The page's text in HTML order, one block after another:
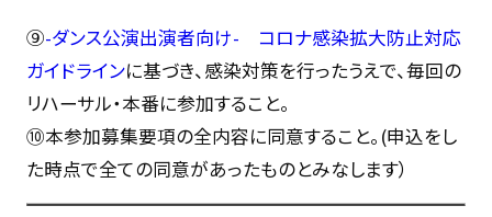
⑨-ダンス公演出演者向け- コロナ感染拡大防止対応
ガイドラインに基づき、感染対策を行ったうえで、毎回の
リハーサル・本番に参加すること。
⑩本参加募集要項の全内容に同意すること。(申込をし
た時点で全ての同意があったものとみなします）